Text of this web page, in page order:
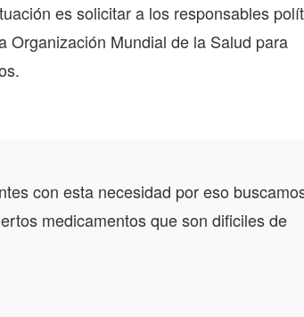
es solicitar a los responsables
Organización Mundial de la Salud para
con esta necesidad por eso
medicamentos que son dificiles de